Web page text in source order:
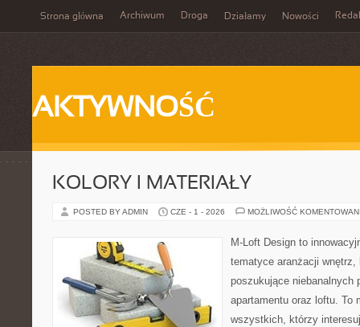
Strona główna Archiwum Droga Działamy Nowości
AKTYWNOŚĆ
KOLORY I MATERIAŁY
POSTED BY ADMIN CZE - 1 - 2026 MOŻLIWOŚĆ
M-Loft Design to
tematyce aranżacji
poszukujące niebanalnych
apartamentu oraz loftu. To
wszystkich, którzy